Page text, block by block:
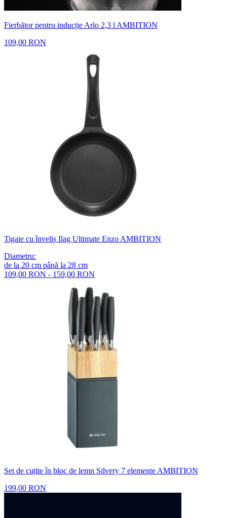
Fierbător pentru inducție Arlo 2,3 l AMBITION
109,00 RON
Tigaie cu înveliș Ilag Ultimate Enzo AMBITION
Diametru:
de la 20 cm până la 28 cm
109,00 RON - 159,00 RON
Set de cuțite în bloc de lemn Silvery 7 elemente AMBITION
199,00 RON